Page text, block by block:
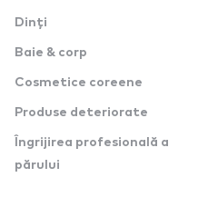
Dinți
Baie & corp
Cosmetice coreene
Produse deteriorate
Îngrijirea profesională a
părului